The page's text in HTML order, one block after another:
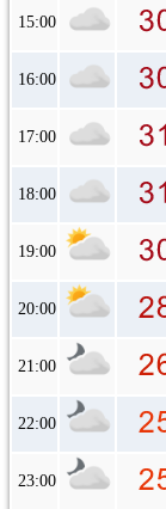
15:00
16:00
17:00
18:00
19:00
20:00
21:00
22:00
23:00